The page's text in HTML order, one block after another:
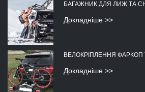
БАГАЖНИК ДЛЯ ЛИЖ ТА
Докладніше >>
ВЕЛОКРІПЛЕННЯ ФАРКОП
Докладніше >>